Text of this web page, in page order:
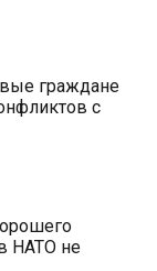
граждане
с
НАТО не